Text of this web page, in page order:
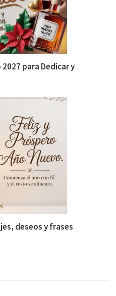
2027 para Dedicar y
deseos y frases